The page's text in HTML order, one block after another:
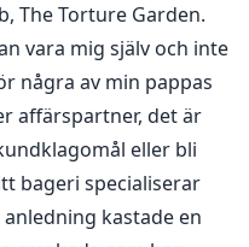
och sedan trycka sin
i nacken och bita mig
skulle han sluta
varje gång. Han
till kanten där jag
men han skulle sluta
tillfälle började jag
inte van vid den
The Torture Garden.
vara mig själv och inte
några av min pappas
affärspartner, det är
eller bli
bageri specialiserar
kastade en